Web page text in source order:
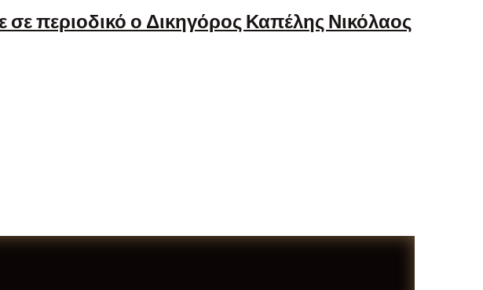
σε περιοδικό ο Δικηγόρος Καπέλης Νικόλαος